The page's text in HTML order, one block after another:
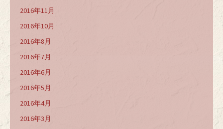
2016年11月
2016年10月
2016年8月
2016年7月
2016年6月
2016年5月
2016年4月
2016年3月